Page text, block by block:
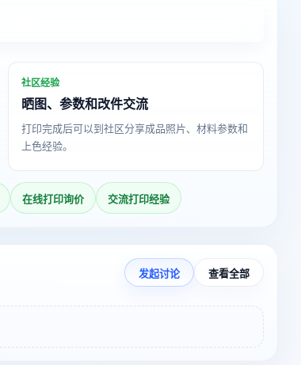
社区经验
晒图、参数和改件交流
打印完成后可以到社区分享成品照片、材料参数和
上色经验。
在线打印询价 交流打印经验
发起讨论 查看全部